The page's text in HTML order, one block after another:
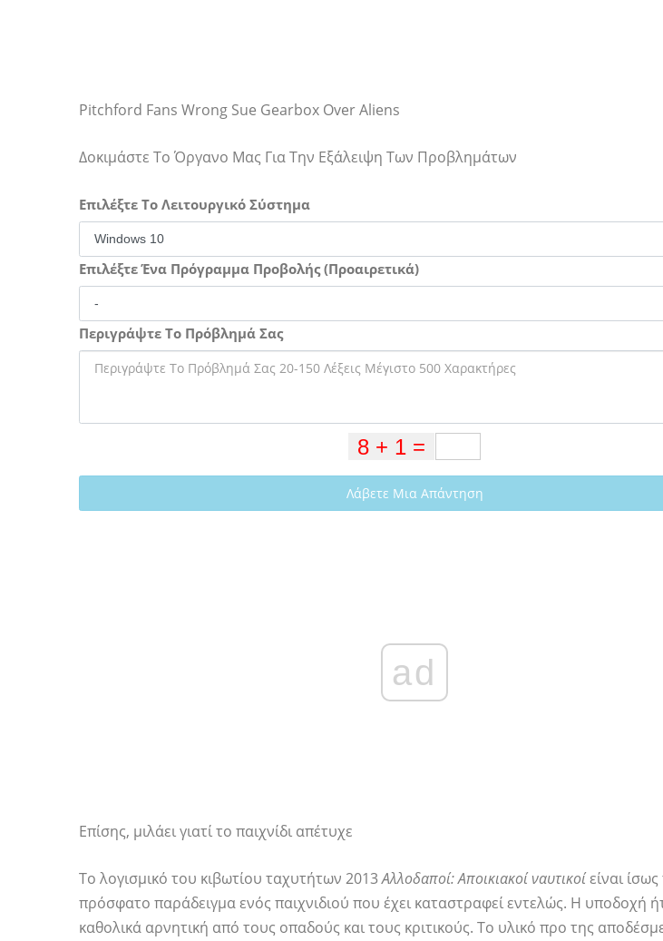
Pitchford Fans Wrong Sue Gearbox Over Aliens
Δοκιμάστε Το Όργανο Μας Για Την Εξάλειψη Των Προβλημάτων
Επιλέξτε Το Λειτουργικό Σύστημα
Επιλέξτε Ένα Πρόγραμμα Προβολής (Προαιρετικά)
Περιγράψτε Το Πρόβλημά Σας
Λάβετε Μια Απάντηση
ad
Επίσης, μιλάει γιατί το παιχνίδι απέτυχε
Το λογισμικό του κιβωτίου ταχυτήτων 2013Αλλοδαποί: Αποικιακοί ναυτικοίείναι
πρόσφατο παράδειγμα ενός παιχνιδιού που έχει καταστραφεί εντελώς. Η υποδοχή
καθολικά αρνητική από τους οπαδούς και τους κριτικούς. Το υλικό προ της